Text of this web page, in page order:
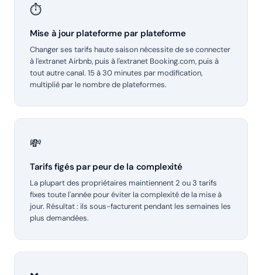
⏱️
Mise à jour plateforme par plateforme
Changer ses tarifs haute saison nécessite de se connecter
à l'extranet Airbnb, puis à l'extranet Booking.com, puis à
tout autre canal. 15 à 30 minutes par modification,
multiplié par le nombre de plateformes.
💸
Tarifs figés par peur de la complexité
La plupart des propriétaires maintiennent 2 ou 3 tarifs
fixes toute l'année pour éviter la complexité de la mise à
jour. Résultat : ils sous-facturent pendant les semaines les
plus demandées.